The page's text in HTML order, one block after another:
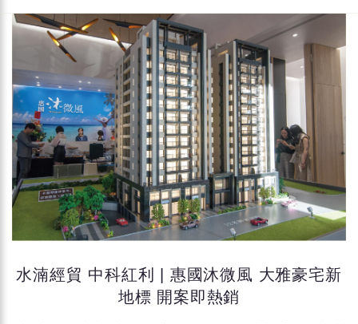
水湳經貿 中科紅利 | 惠國沐微風 大雅豪宅新
地標 開案即熱銷